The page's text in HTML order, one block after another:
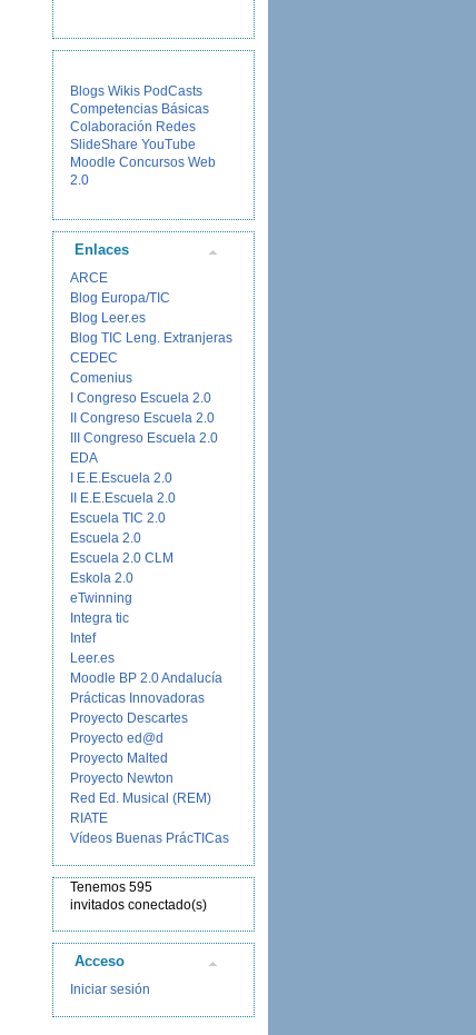
Blogs Wikis PodCasts
Competencias Básicas
Colaboración Redes
SlideShare YouTube
Moodle Concursos Web
2.0
Enlaces
ARCE
Blog Europa/TIC
Blog Leer.es
Blog TIC Leng. Extranjeras
CEDEC
Comenius
I Congreso Escuela 2.0
II Congreso Escuela 2.0
III Congreso Escuela 2.0
EDA
I E.E.Escuela 2.0
II E.E.Escuela 2.0
Escuela TIC 2.0
Escuela 2.0
Escuela 2.0 CLM
Eskola 2.0
eTwinning
Integra tic
Intef
Leer.es
Moodle BP 2.0 Andalucía
Prácticas Innovadoras
Proyecto Descartes
Proyecto ed@d
Proyecto Malted
Proyecto Newton
Red Ed. Musical (REM)
RIATE
Vídeos Buenas PrácTICas
Tenemos 595
invitados conectado(s)
Acceso
Iniciar sesión